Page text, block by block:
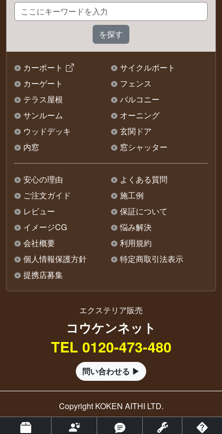
カーポート
サイクルポート
カーゲート
フェンス
テラス屋根
バルコニー
サンルーム
オーニング
ウッドデッキ
玄関ドア
内窓
窓シャッター
安心の理由
よくある質問
ご注文ガイド
施工例
レビュー
保証について
イメージCG
悩み解決
会社概要
利用規約
個人情報保護方針
特定商取引法表示
提携店募集
エクステリア販売
コウケンネット
TEL 0120-473-480
問い合わせる ▶
Copyright KOKEN AITHI LTD.